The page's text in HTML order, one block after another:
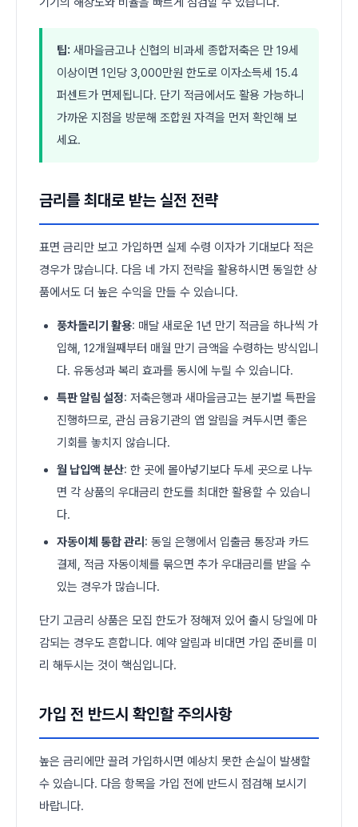
팁: 새마을금고나 신협의 비과세 종합저축은 만 19세
이상이면 1인당 3,000만원 한도로 이자소득세 15.4
퍼센트가 면제됩니다. 단기 적금에서도 활용 가능하니
가까운 지점을 방문해 조합원 자격을 먼저 확인해 보
세요.
금리를 최대로 받는 실전 전략
표면 금리만 보고 가입하면 실제 수령 이자가 기대보다 적은
경우가 많습니다. 다음 네 가지 전략을 활용하시면 동일한 상
품에서도 더 높은 수익을 만들 수 있습니다.
풍차돌리기 활용: 매달 새로운 1년 만기 적금을 하나씩 가
입해, 12개월째부터 매월 만기 금액을 수령하는 방식입니
다. 유동성과 복리 효과를 동시에 누릴 수 있습니다.
특판 알림 설정: 저축은행과 새마을금고는 분기별 특판을
진행하므로, 관심 금융기관의 앱 알림을 켜두시면 좋은
기회를 놓치지 않습니다.
월 납입액 분산: 한 곳에 몰아넣기보다 두세 곳으로 나누
면 각 상품의 우대금리 한도를 최대한 활용할 수 있습니
다.
자동이체 통합 관리 : 동일 은행에서 입출금 통장과 카드
결제, 적금 자동이체를 묶으면 추가 우대금리를 받을 수
있는 경우가 많습니다.
단기 고금리 상품은 모집 한도가 정해져 있어 출시 당일에 마
감되는 경우도 흔합니다. 예약 알림과 비대면 가입 준비를 미
리 해두시는 것이 핵심입니다.
가입 전 반드시 확인할 주의사항
높은 금리에만 끌려 가입하시면 예상치 못한 손실이 발생할
수 있습니다. 다음 항목을 가입 전에 반드시 점검해 보시기
바랍니다.